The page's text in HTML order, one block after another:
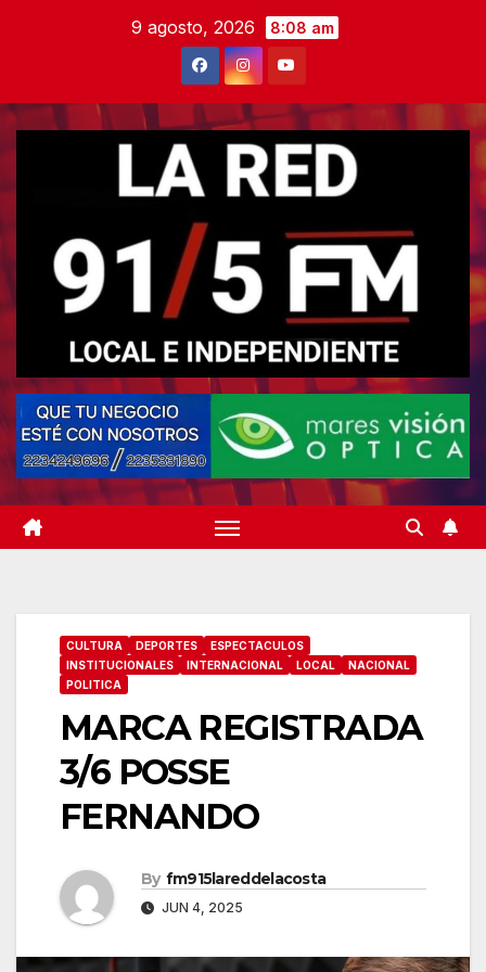
9 agosto, 2026 8:08 am
CULTURA DEPORTES
ESPECTACULOS
INSTITUCIONALES
INTERNACIONAL LOCAL
NACIONAL
POLITICA
MARCA REGISTRADA
3/6 POSSE
FERNANDO
By fm915lareddelacosta
JUN 4, 2025